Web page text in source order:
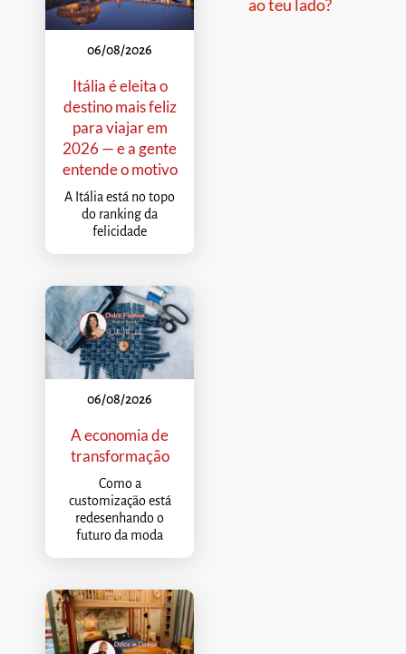
06/08/2026
Itália é eleita o
destino mais feliz
para viajar em
2026 — e a gente
entende o motivo
A Itália está no topo
do ranking da
felicidade
06/08/2026
A economia de
transformação
Como a
customização está
redesenhando o
futuro da moda
ao teu lado?